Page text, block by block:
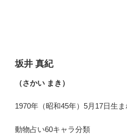
坂井 真紀
（さかい まき）
1970年（昭和45年）5月17日生
動物占い60キャラ分類